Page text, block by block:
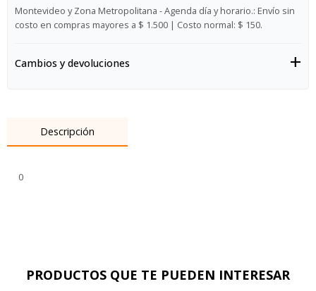
Montevideo y Zona Metropolitana - Agenda día y horario.: Envío sin
costo en compras mayores a $ 1.500 | Costo normal: $ 150.
Cambios y devoluciones
Descripción
0
PRODUCTOS QUE TE PUEDEN INTERESAR